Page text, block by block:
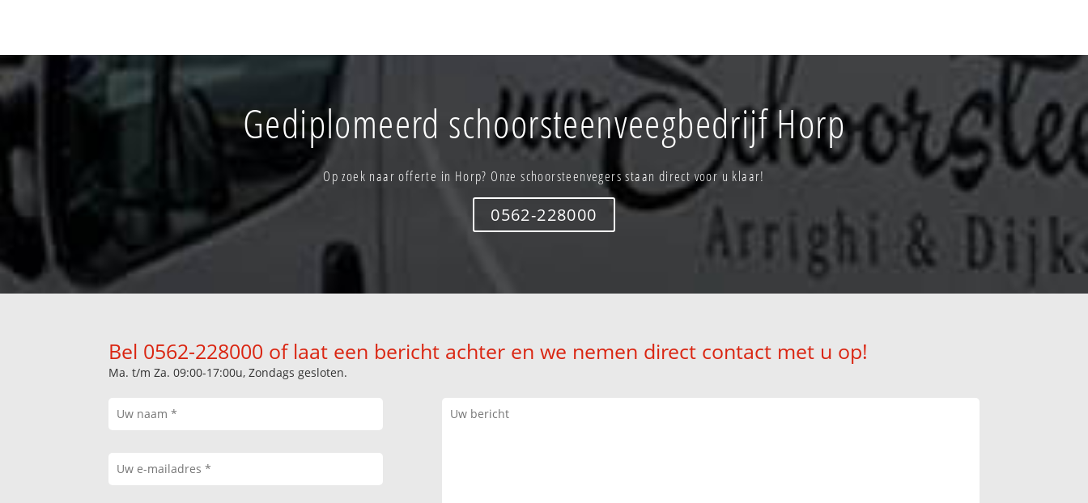
Gediplomeerd schoorsteenveegbedrijf Horp
Op zoek naar offerte in Horp? Onze schoorsteenvegers staan direct voor u klaar!
0562-228000
Bel 0562-228000 of laat een bericht achter en we nemen direct contact met u op!
Ma. t/m Za. 09:00-17:00u, Zondags gesloten.